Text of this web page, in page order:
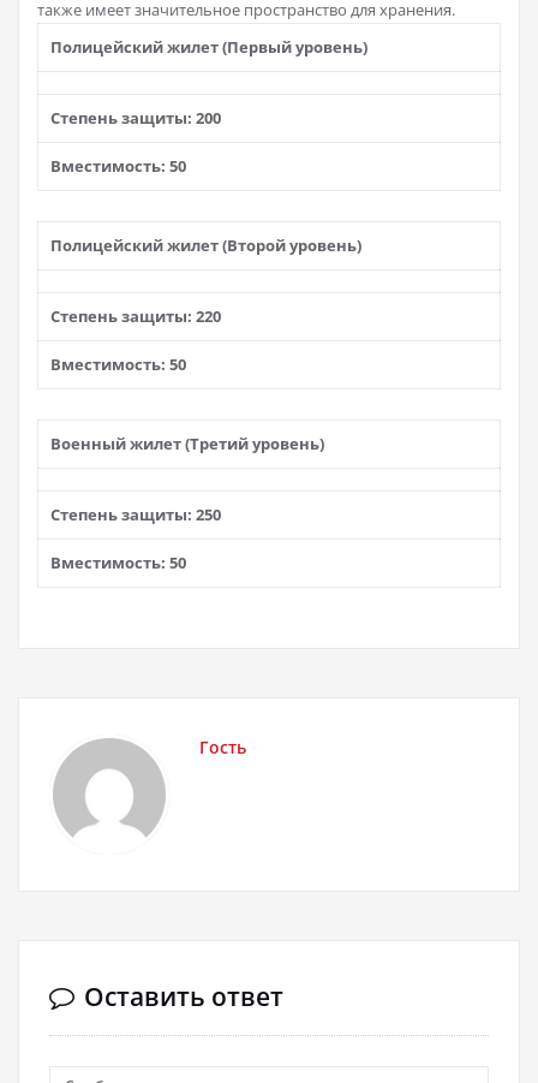
также имеет значительное пространство для хранения.
Полицейский жилет (Первый уровень)
Степень защиты: 200
Вместимость: 50
Полицейский жилет (Второй уровень)
Степень защиты: 220
Вместимость: 50
Военный жилет (Третий уровень)
Степень защиты: 250
Вместимость: 50
Гость
Оставить ответ